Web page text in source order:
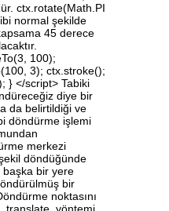
ctx.rotate(Math.PI
normal şekilde
45 derece
100);
3); ctx.stroke();
} </script> Tabiki
diye bir
da belirtildiği ve
döndürme işlemi
merkezi
döndüğünde
başka bir yere
bir
noktasını